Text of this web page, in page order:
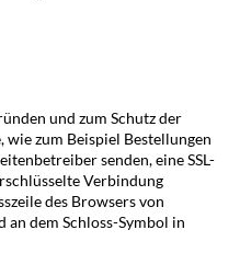
und zum Schutz der
zum Beispiel Bestellungen
senden, eine SSL-
Verbindung
des Browsers von
an dem Schloss-Symbol in